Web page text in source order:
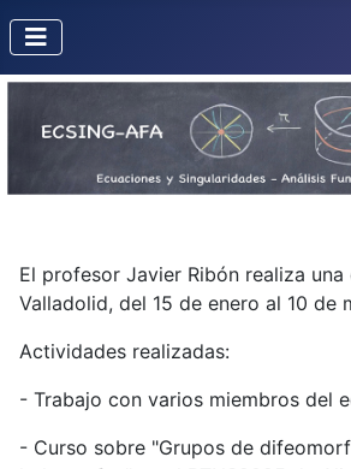
El profesor Javier Ribón realiza una
Valladolid, del 15 de enero al 10 de
Actividades realizadas:
- Trabajo con varios miembros del
- Curso sobre "Grupos de